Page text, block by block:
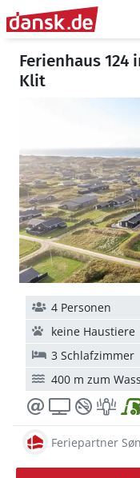
Ferienhaus
Klit
4 Personen
keine Haustiere
3 Schlafzimmer
400 m zum
Feriepartner